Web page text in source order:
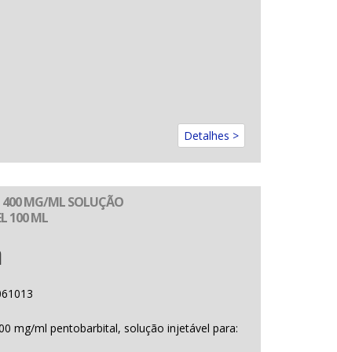
Detalhes >
400 MG/ML SOLUÇÃO
100 ML
mg/ml pentobarbital, solução injetável para: